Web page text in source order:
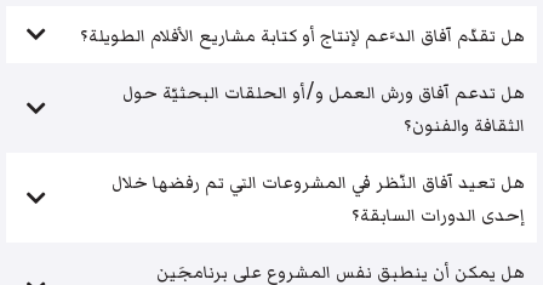
هل تقدّم آفاق الدَّعم لإنتاج أو كتابة مشاريع الأفلام الطويلة؟
هل تدعم آفاق ورش العمل و/أو الحلقات البحثيّة حول
الثقافة والفنون؟
هل تعيد آفاق النّظر في المشروعات التي تم رفضها خلال
إحدى الدورات السابقة؟
هل يمكن أن ينطبق نفس المشروع على برنامجَين